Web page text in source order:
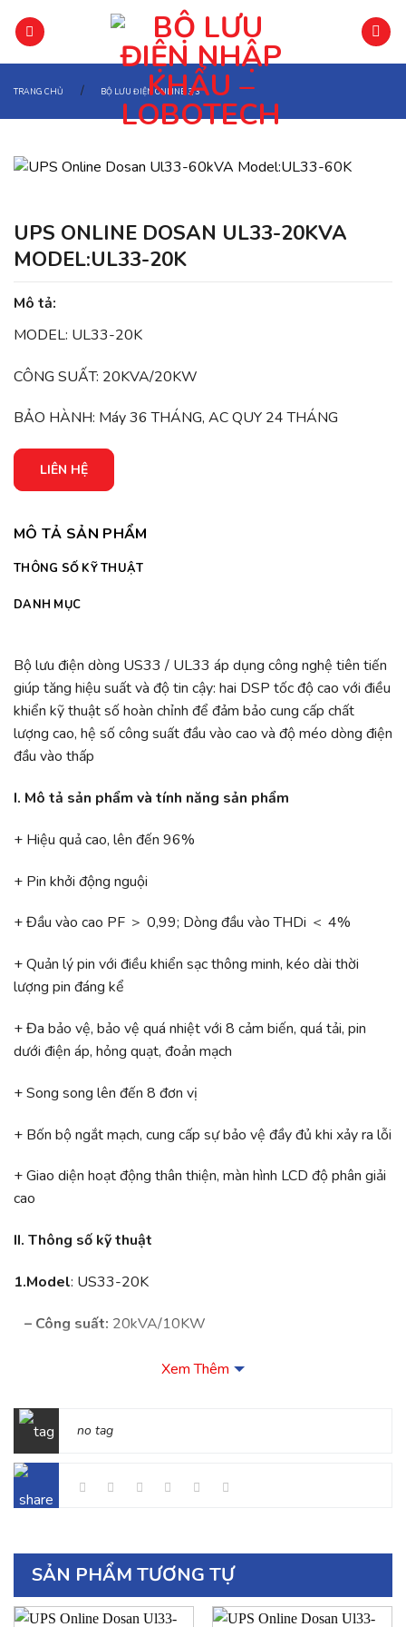
đến
dungTRANG CHỦ / BỘ LƯU ĐIỆN ONLINE 3/3
UPS ONLINE DOSAN UL33-20KVA
MODEL:UL33-20K
Mô tả:
MODEL: UL33-20K
CÔNG SUẤT: 20KVA/20KW
BẢO HÀNH: Máy 36 THÁNG, AC QUY 24 THÁNG
LIÊN HỆ
MÔ TẢ SẢN PHẨM
THÔNG SỐ KỸ THUẬT
DANH MỤC
Bộ lưu điện dòng US33 / UL33 áp dụng công nghệ tiên tiến
giúp tăng hiệu suất và độ tin cậy: hai DSP tốc độ cao với điều
khiển kỹ thuật số hoàn chỉnh để đảm bảo cung cấp chất
lượng cao, hệ số công suất đầu vào cao và độ méo dòng điện
đầu vào thấp
I. Mô tả sản phẩm và tính năng sản phẩm
+ Hiệu quả cao, lên đến 96%
+ Pin khởi động nguội
+ Đầu vào cao PF ＞ 0,99; Dòng đầu vào THDi ＜ 4%
+ Quản lý pin với điều khiển sạc thông minh, kéo dài thời
lượng pin đáng kể
+ Đa bảo vệ, bảo vệ quá nhiệt với 8 cảm biến, quá tải, pin
dưới điện áp, hỏng quạt, đoản mạch
+ Song song lên đến 8 đơn vị
+ Bốn bộ ngắt mạch, cung cấp sự bảo vệ đầy đủ khi xảy ra lỗi
+ Giao diện hoạt động thân thiện, màn hình LCD độ phân giải
cao
II. Thông số kỹ thuật
1.Model: US33-20K
– Công suất: 20kVA/10KW
3 pha vào 3 pha ra
2.Đầu vào:
– Điện áp đầu vào:
+ 228V ~ 304VAC (dòng), tải giảm tuyến tính theo điện áp
pha tối thiểu
Xem Thêm
no tag
SẢN PHẨM TƯƠNG TỰ